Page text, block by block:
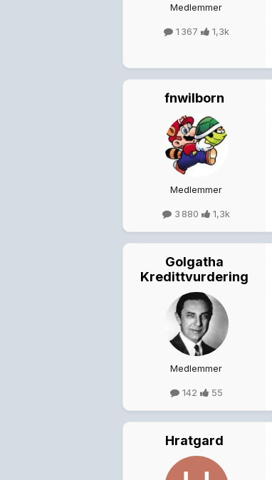
Medlemmer
1 367 1,3k
fnwilborn
Medlemmer
3 880 1,3k
Golgatha
Kredittvurdering
Medlemmer
142 55
Hratgard